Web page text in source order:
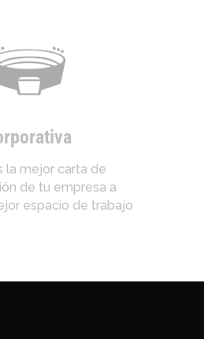
la mejor carta de
de tu empresa a
espacio de trabajo